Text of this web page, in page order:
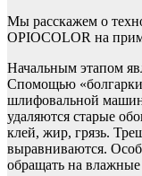
Мы расскажем о
OPIOCOLOR на
Начальным этапом
Спомощью
шлифовальной
удаляются старые
клей, жир, грязь.
выравниваются.
обращать на влажные